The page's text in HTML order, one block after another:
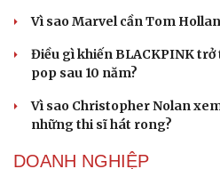
Vì sao Marvel cần Tom
Điều gì khiến BLACKPINK
pop sau 10 năm?
Vì sao Christopher Nolan
những thi sĩ hát rong?
DOANH NGHIỆP